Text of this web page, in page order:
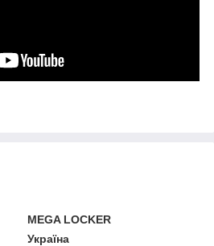
MEGA LOCKER
Україна